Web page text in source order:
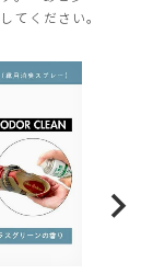
てください。